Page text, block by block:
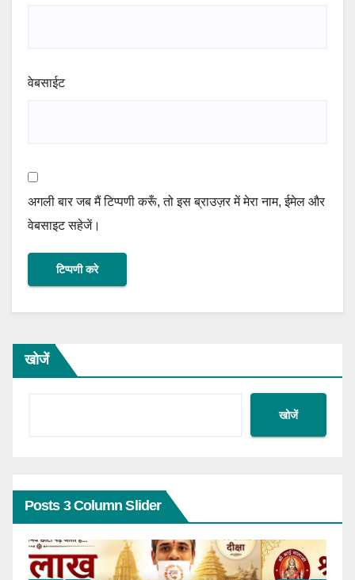
वेबसाईट
अगली बार जब मैं टिप्पणी करूँ, तो इस ब्राउज़र में मेरा नाम, ईमेल और
वेबसाइट सहेजें।
खोजें
खोजें
Posts 3 Column Slider